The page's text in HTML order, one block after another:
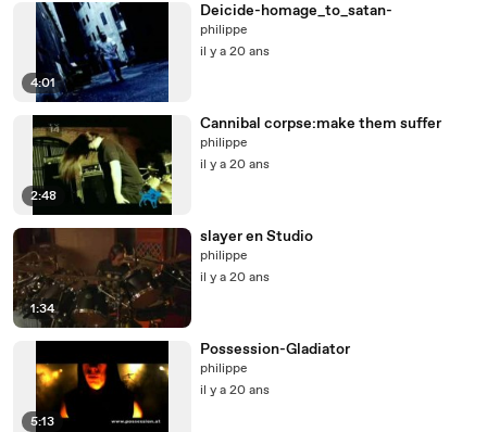
4:01
Deicide-homage_to_satan-
philippe
il y a 20 ans
2:48
Cannibal corpse:make them suffer
philippe
il y a 20 ans
1:34
slayer en Studio
philippe
il y a 20 ans
5:13
Possession-Gladiator
philippe
il y a 20 ans